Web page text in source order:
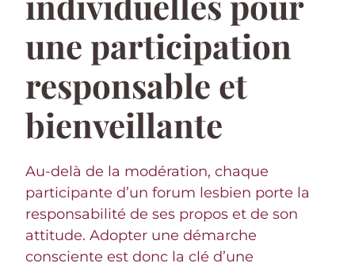
une participation
responsable et
bienveillante
Au-delà de la modération, chaque
participante d’un forum lesbien porte la
responsabilité de ses propos et de son
attitude. Adopter une démarche
consciente est donc la clé d’une